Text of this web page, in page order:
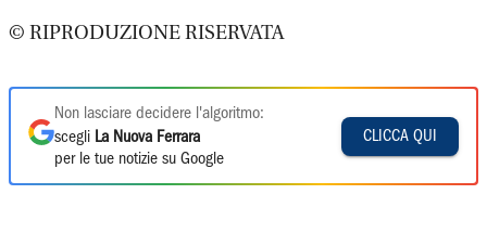
© RIPRODUZIONE RISERVATA
Non lasciare decidere l'algoritmo:
scegli La Nuova Ferrara
per le tue notizie su Google
CLICCA QUI